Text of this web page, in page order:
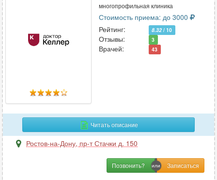
многопрофильная клиника
Стоимость приема: до 3000
Рейтинг:
8.32 / 10
Отзывы: 3
Врачей: 43
Читать описание
Ростов-на-Дону, пр-т Стачки д. 150
Позвонить?